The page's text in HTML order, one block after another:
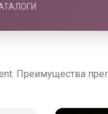
Преимущества